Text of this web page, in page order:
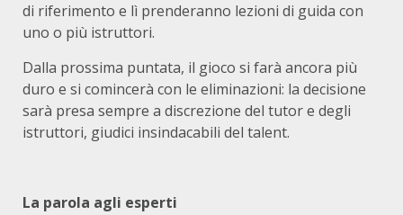
di riferimento e lì prenderanno lezioni di guida con
uno o più istruttori.
Dalla prossima puntata, il gioco si farà ancora più
duro e si comincerà con le eliminazioni: la decisione
sarà presa sempre a discrezione del tutor e degli
istruttori, giudici insindacabili del talent.
La parola agli esperti